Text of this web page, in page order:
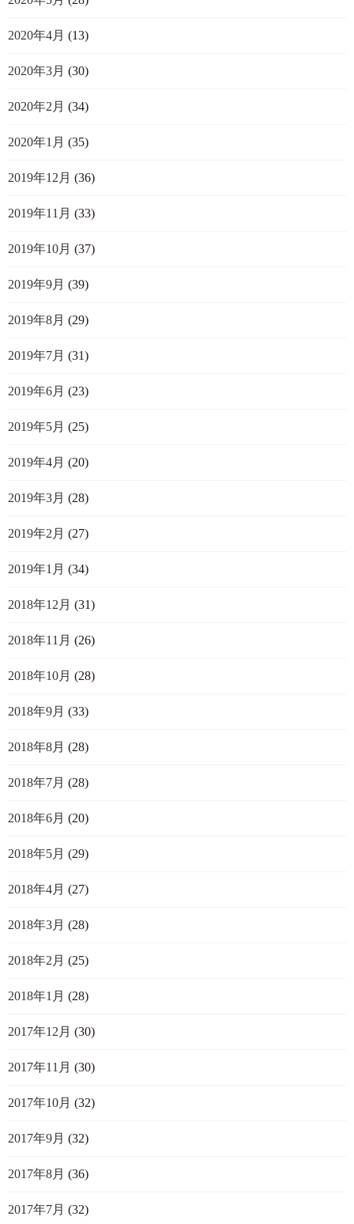
2020年4月 (13)
2020年3月 (30)
2020年2月 (34)
2020年1月 (35)
2019年12月 (36)
2019年11月 (33)
2019年10月 (37)
2019年9月 (39)
2019年8月 (29)
2019年7月 (31)
2019年6月 (23)
2019年5月 (25)
2019年4月 (20)
2019年3月 (28)
2019年2月 (27)
2019年1月 (34)
2018年12月 (31)
2018年11月 (26)
2018年10月 (28)
2018年9月 (33)
2018年8月 (28)
2018年7月 (28)
2018年6月 (20)
2018年5月 (29)
2018年4月 (27)
2018年3月 (28)
2018年2月 (25)
2018年1月 (28)
2017年12月 (30)
2017年11月 (30)
2017年10月 (32)
2017年9月 (32)
2017年8月 (36)
2017年7月 (32)